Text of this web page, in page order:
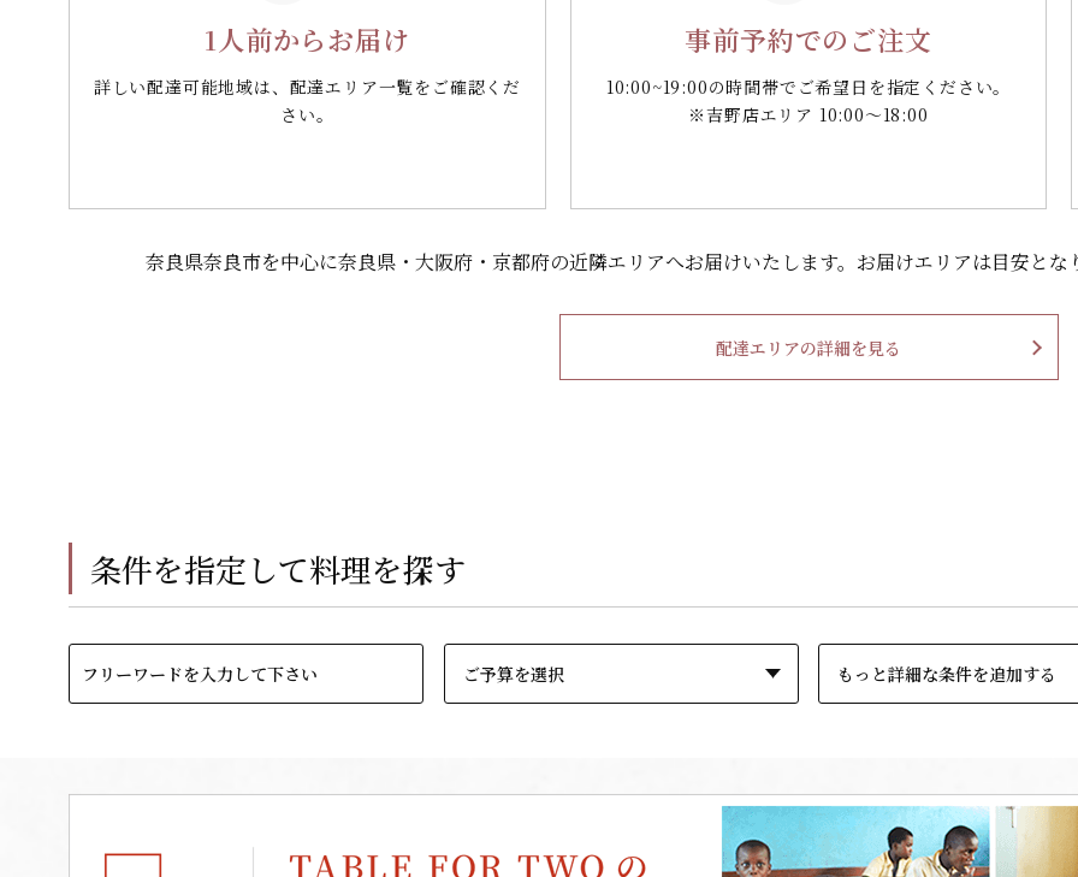
1人前からお届け
詳しい配達可能地域は、配達エリア一覧をご確認くだ
さい。
事前予約でのご注文
10:00~19:00の時間帯で ご希望日を指定ください。
※吉野店エリア 10:00～18:00
奈良県奈良市を中心に奈良県・大阪府・京都府の近隣エリアへお届けいたします。 お届けエリアは目安とな
配達エリアの詳細を見る
条件を指定して料理を探す
もっと詳細な条件を追加する